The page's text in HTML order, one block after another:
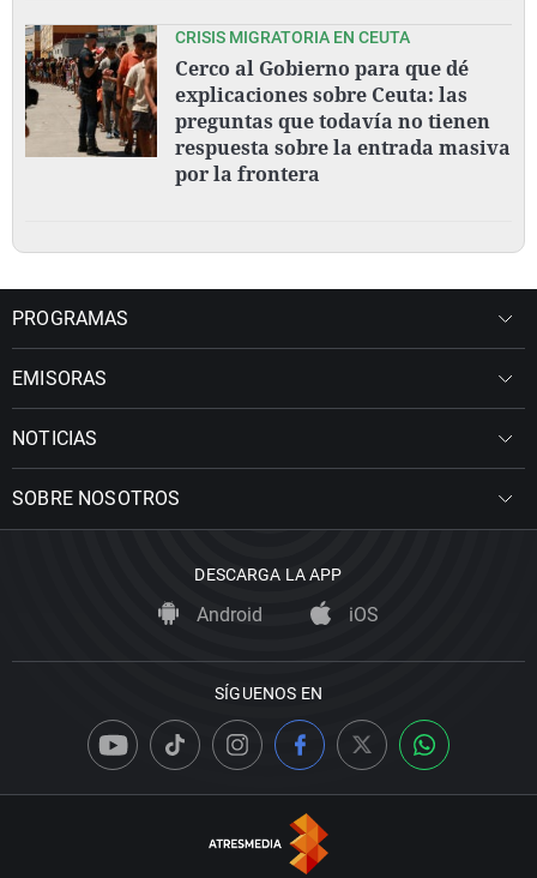
CRISIS MIGRATORIA EN CEUTA
Cerco al Gobierno para que dé
explicaciones sobre Ceuta: las
preguntas que todavía no tienen
respuesta sobre la entrada masiva
por la frontera
PROGRAMAS
EMISORAS
NOTICIAS
SOBRE NOSOTROS
DESCARGA LA APP
Android iOS
SÍGUENOS EN